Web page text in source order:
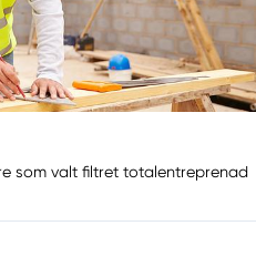
som valt filtret totalentreprenad